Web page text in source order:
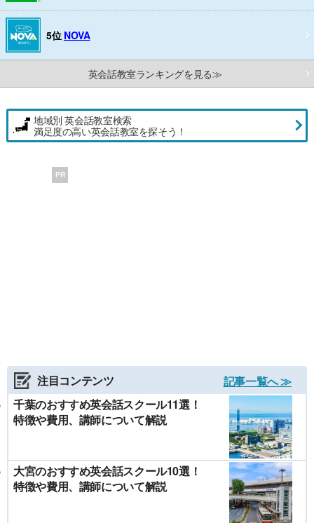
5位 NOVA
英会話教室ランキングを見る≫
地域別 英会話教室検索
満足度の高い英会話教室を探そう！
PR
注目コンテンツ
記事一覧へ ≫
千葉のおすすめ英会話スクール11選！
特徴や費用、講師について解説
大宮のおすすめ英会話スクール10選！
特徴や費用、講師について解説